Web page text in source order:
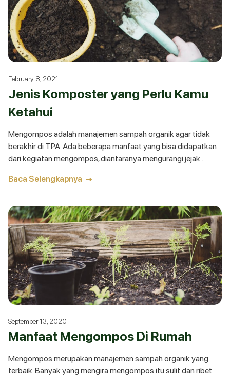
February 8, 2021
Jenis Komposter yang Perlu Kamu
Ketahui
Mengompos adalah manajemen sampah organik agar tidak
berakhir di TPA. Ada beberapa manfaat yang bisa didapatkan
dari kegiatan mengompos, diantaranya mengurangi jejak
dan makhluk didalamnya, dan lain-lain. Namun sebelum
lengkap dengan tips dan bahan untuk melakukannya.
Baca Selengkapnya
September 13, 2020
Manfaat Mengompos Di Rumah
Mengompos merupakan manajemen sampah organik yang
terbaik. Banyak yang mengira mengompos itu sulit dan ribet.